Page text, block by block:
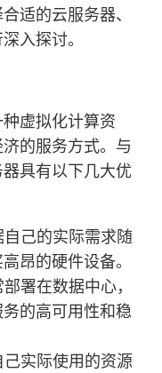
适的云服务器、
入探讨。
虚拟化计算资
的服务方式。与
具有以下几大优
己的实际需求随
昂的硬件设备。
署在数据中心，
的高可用性和稳
实际使用的资源